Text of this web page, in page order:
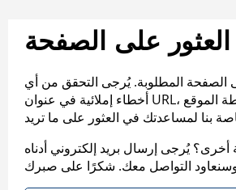
العثور على الصفحة
الصفحة المطلوبة. يُرجى التحقق من أي
أخطاء إملائية في عنوان URL، أو عرض خريطة الموقع
يُرجى إرسال بريد إلكتروني أدناه